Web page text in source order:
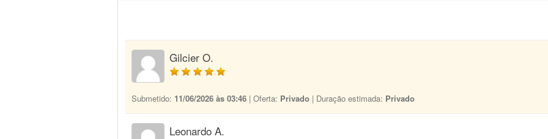
Gilcier O.
Submetido: 11/06/2026 às 03:46 | Oferta: Privado | Duração estimada: Privado
Leonardo A.